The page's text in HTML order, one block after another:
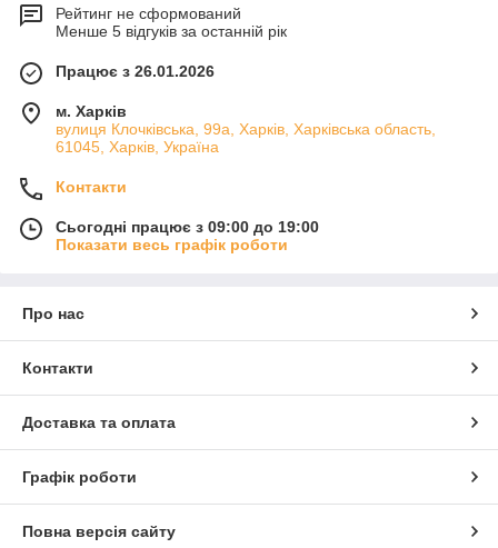
Рейтинг не сформований
Менше 5 відгуків за останній рік
Працює з 26.01.2026
м. Харків
вулиця Клочківська, 99а, Харків, Харківська область,
61045, Харків, Україна
Контакти
Сьогодні працює з 09:00 до 19:00
Показати весь графік роботи
Про нас
Контакти
Доставка та оплата
Графік роботи
Повна версія сайту